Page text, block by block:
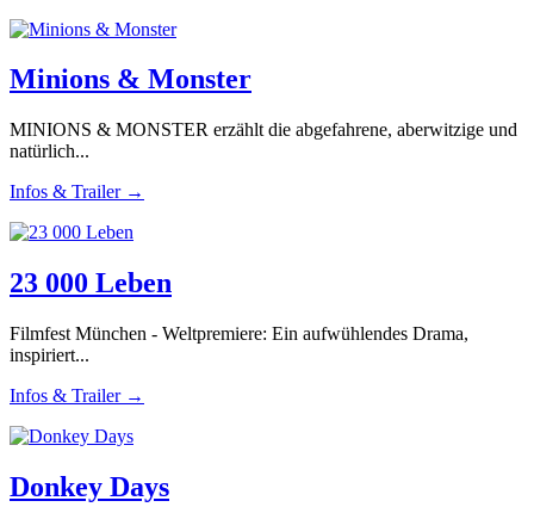
Minions & Monster
MINIONS & MONSTER erzählt die abgefahrene, aberwitzige und
natürlich...
Infos & Trailer →
23 000 Leben
Filmfest München - Weltpremiere: Ein aufwühlendes Drama,
inspiriert...
Infos & Trailer →
Donkey Days